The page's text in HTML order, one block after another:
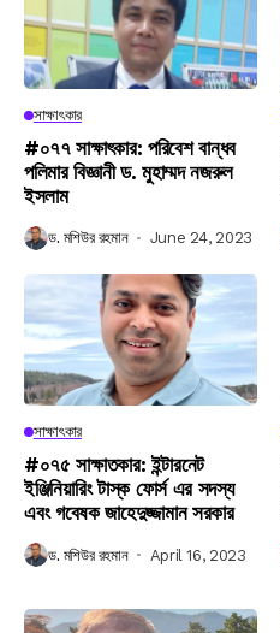
সাক্ষাৎকার
#০৭৭ সাক্ষাৎকার: পরিবেশ বান্ধব
পলিমার বিজ্ঞানী ড. মুহাম্মদ নজরুল
ইসলাম
ড. মশিউর রহমান June 24, 2023
সাক্ষাৎকার
#০৭৫ সাক্ষাতকার: ইন্টারনেট
ইঞ্জিনিয়ারিং টাস্ক ফোর্স এর সদস্য
এবং গবেষক জাহেদুজ্জামান সরকার
ড. মশিউর রহমান April 16, 2023